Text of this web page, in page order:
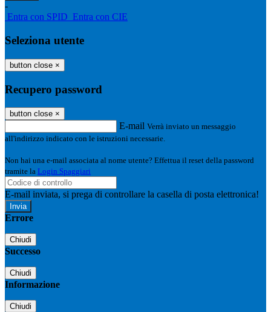
-
Entra con SPID Entra con CIE
Seleziona utente
button close ×
Recupero password
button close ×
E-mail Verrà inviato un messaggio
all'indirizzo indicato con le istruzioni necessarie.
Non hai una e-mail associata al nome utente? Effettua il reset della password
tramite la Login Spaggiari
E-mail inviata, si prega di controllare la casella di posta elettronica!
Errore
Chiudi
Successo
Chiudi
Informazione
Chiudi